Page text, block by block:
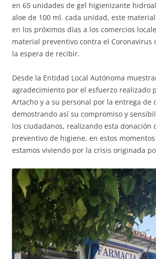
en 65 unidades de gel higienizante
aloe de 100 ml. cada unidad, este
en los próximos días a los comercios
material preventivo contra el Coronavirus
la espera de recibir.
Desde la Entidad Local Autónoma
agradecimiento por el esfuerzo realizado
Artacho y a su personal por la entrega de
demostrando así su compromiso y
los ciudadanos, realizando esta donación
preventivo de higiene, en estos
estamos viviendo por la crisis originada